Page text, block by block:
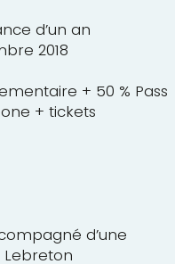
d’un an
2018
+ 50 % Pass
+ tickets
d’une